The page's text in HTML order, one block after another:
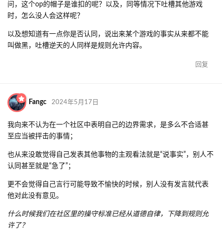
问，这个op的帽子是谁扣的呢？以及，同等情况下吐槽其他游戏
时，怎么没人会这样呢？
以及想知道有一点你是否认同，说出来某个游戏的事实从来都不能
叫做黑，吐槽逆天的人同样是规则允许内容。
回复
Fangc 2024年5月17日
我向来不认为在一个社区中表明自己的边界需求，是多么不合适甚
至应当被抨击的事情；
也从来没敢觉得自己发表其他事物的主观看法就是“说事实”，别人不
认同甚至就是“急了”；
更不会觉得自己言行可能导致不愉快的时候，别人没有发言就代表
他对此没有意见。
什么时候我们在社区里的操守标准已经从道德自律，下降到规则允
许了？